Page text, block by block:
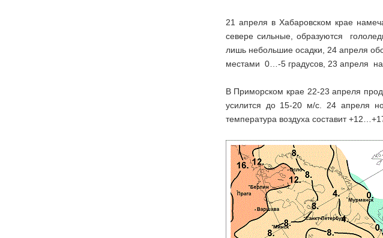
21 апреля в Хабаровском крае
севере сильные, образуются
лишь небольшие осадки, 24 апреля
местами 0…-5 градусов, 23 апреля
В Приморском крае 22-23 апреля
усилится до 15-20 м/с. 24 апреля
температура воздуха составит